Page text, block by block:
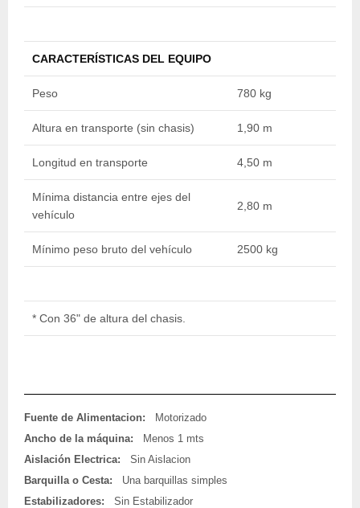
CARACTERÍSTICAS DEL EQUIPO
Peso 780 kg
Altura en transporte (sin chasis) 1,90 m
Longitud en transporte 4,50 m
Mínima distancia entre ejes del
vehículo
2,80 m
Mínimo peso bruto del vehículo 2500 kg
* Con 36" de altura del chasis.
Fuente de Alimentacion:
Motorizado
Ancho de la máquina:
Menos 1 mts
Aislación Electrica:
Sin Aislacion
Barquilla o Cesta:
Una barquillas simples
Estabilizadores:
Sin Estabilizador